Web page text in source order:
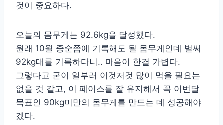
것이 중요하다.
오늘의 몸무게는 92.6kg을 달성했다.
원래 10월 중순쯤에 기록해도 될 몸무게인데 벌써
92kg대를 기록하다니.. 마음이 한결 가볍다.
그렇다고 굳이 일부러 이것저것 많이 먹을 필요는
없을 것 같고, 이 페이스를 잘 유지해서 꼭 이번달
목표인 90kg미만의 몸무게를 만드는 데 성공해야
겠다.